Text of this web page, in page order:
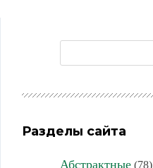
Разделы сайта
Абстрактные(78)